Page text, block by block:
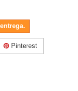
Pinterest